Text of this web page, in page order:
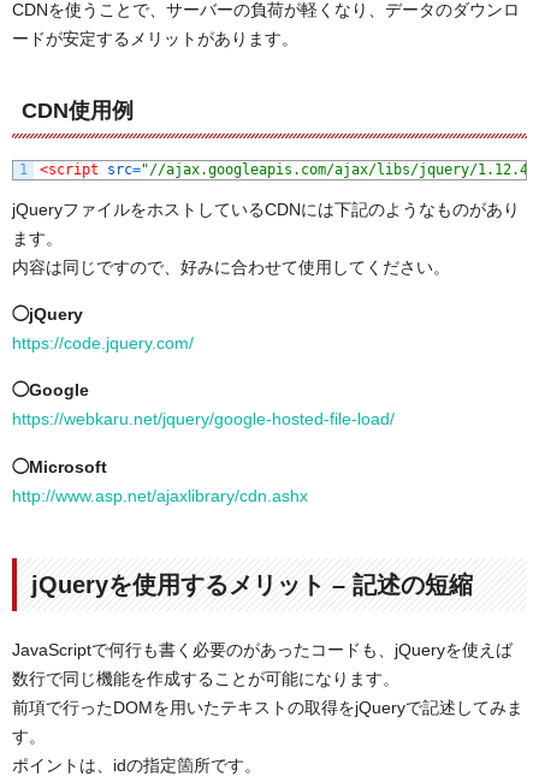
CDNを使うことで、サーバーの負荷が軽くなり、データのダウンロ
ードが安定するメリットがあります。
CDN使用例
1 <script src="//ajax.googleapis.com/ajax/libs/jquery/
jQueryファイルをホストしているCDNには下記のようなものがあり
ます。
内容は同じですので、好みに合わせて使用してください。
◯jQuery
https://code.jquery.com/
◯Google
https://webkaru.net/jquery/google-hosted-file-load/
◯Microsoft
http://www.asp.net/ajaxlibrary/cdn.ashx
jQueryを使用するメリット – 記述の短縮
JavaScriptで何行も書く必要のがあったコードも、jQueryを使えば
数行で同じ機能を作成することが可能になります。
前項で行ったDOMを用いたテキストの取得をjQueryで記述してみま
す。
ポイントは、idの指定箇所です。